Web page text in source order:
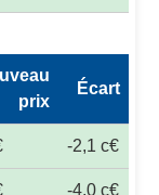
prix
Écart
-2,1 c€
-4,0 c€